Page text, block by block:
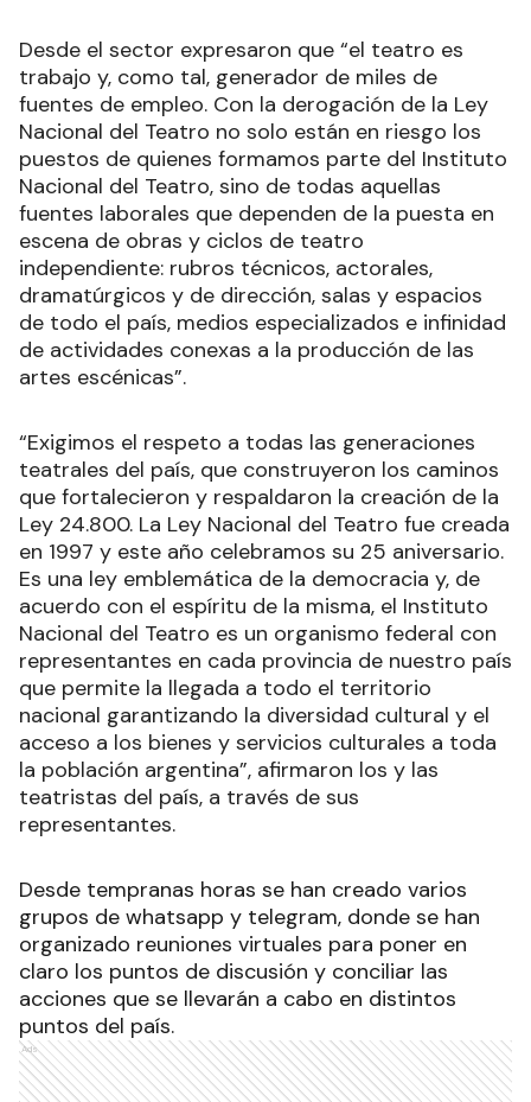
Desde el sector expresaron que “el teatro es
trabajo y, como tal, generador de miles de
fuentes de empleo. Con la derogación de la Ley
Nacional del Teatro no solo están en riesgo los
puestos de quienes formamos parte del Instituto
Nacional del Teatro, sino de todas aquellas
fuentes laborales que dependen de la puesta en
escena de obras y ciclos de teatro
independiente: rubros técnicos, actorales,
dramatúrgicos y de dirección, salas y espacios
de todo el país, medios especializados e infinidad
de actividades conexas a la producción de las
artes escénicas”.
“Exigimos el respeto a todas las generaciones
teatrales del país, que construyeron los caminos
que fortalecieron y respaldaron la creación de la
Ley 24.800. La Ley Nacional del Teatro fue creada
en 1997 y este año celebramos su 25 aniversario.
Es una ley emblemática de la democracia y, de
acuerdo con el espíritu de la misma, el Instituto
Nacional del Teatro es un organismo federal con
representantes en cada provincia de nuestro país
que permite la llegada a todo el territorio
nacional garantizando la diversidad cultural y el
acceso a los bienes y servicios culturales a toda
la población argentina”, afirmaron los y las
teatristas del país, a través de sus
representantes.
Desde tempranas horas se han creado varios
grupos de whatsapp y telegram, donde se han
organizado reuniones virtuales para poner en
claro los puntos de discusión y conciliar las
acciones que se llevarán a cabo en distintos
puntos del país.
Ads